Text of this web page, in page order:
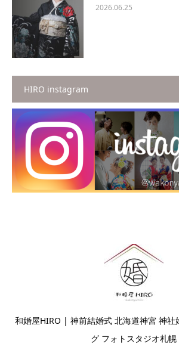
2026.06.25
HIRO instagram
和婚屋HIRO | 神前結婚式 北海道神宮 神社
グ フォトスタジオ札幌